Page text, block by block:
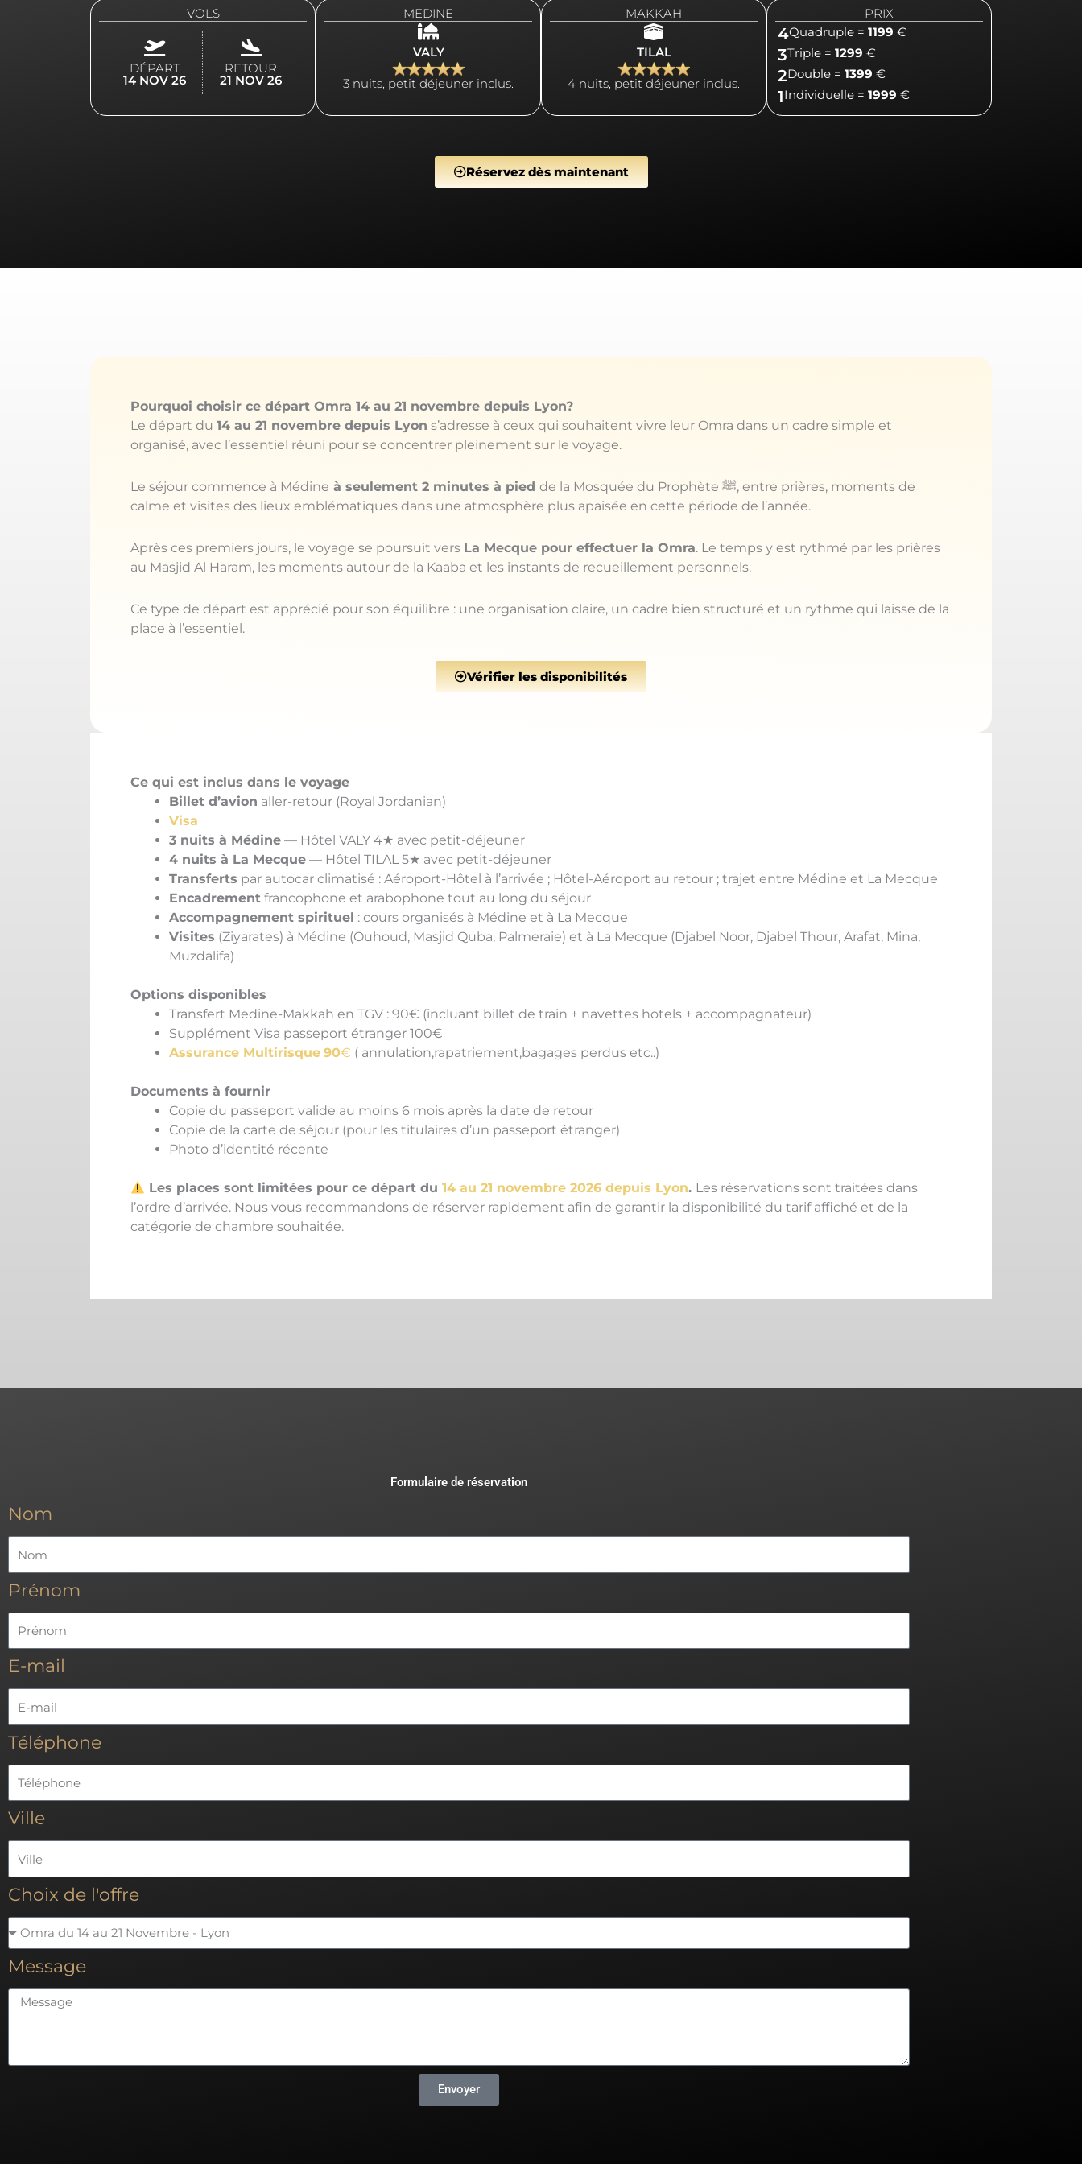
VOLS
DÉPART
14 NOV 26
RETOUR
21 NOV 26
MEDINE
VALY
3 nuits, petit déjeuner inclus.
MAKKAH
TILAL
4 nuits, petit déjeuner inclus.
PRIX
4Quadruple = 1199 €
3Triple = 1299 €
2Double = 1399 €
1Individuelle = 1999 €
Réservez dès maintenant
Pourquoi choisir ce départ Omra 14 au 21 novembre depuis Lyon?
Le départ du 14 au 21 novembre depuis Lyon s’adresse à ceux qui souhaitent vivre leur Omra dans un cadre simple et
organisé, avec l’essentiel réuni pour se concentrer pleinement sur le voyage.
Le séjour commence à Médine à seulement 2 minutes à pied de la Mosquée du Prophète ﷺ, entre prières, moments de
calme et visites des lieux emblématiques dans une atmosphère plus apaisée en cette période de l’année.
Après ces premiers jours, le voyage se poursuit vers La Mecque pour effectuer la Omra. Le temps y est rythmé par les prières
au Masjid Al Haram, les moments autour de la Kaaba et les instants de recueillement personnels.
Ce type de départ est apprécié pour son équilibre : une organisation claire, un cadre bien structuré et un rythme qui laisse de la
place à l’essentiel.
Vérifier les disponibilités
Ce qui est inclus dans le voyage
Billet d’avion aller-retour (Royal Jordanian)
Visa
3 nuits à Médine — Hôtel VALY 4★ avec petit-déjeuner
4 nuits à La Mecque — Hôtel TILAL 5★ avec petit-déjeuner
Transferts par autocar climatisé : Aéroport-Hôtel à l’arrivée ; Hôtel-Aéroport au retour ; trajet entre Médine et La Mecque
Encadrement francophone et arabophone tout au long du séjour
Accompagnement spirituel : cours organisés à Médine et à La Mecque
Visites (Ziyarates) à Médine (Ouhoud, Masjid Quba, Palmeraie) et à La Mecque (Djabel Noor, Djabel Thour, Arafat, Mina,
Muzdalifa)
Options disponibles
Transfert Medine-Makkah en TGV : 90€ (incluant billet de train + navettes hotels + accompagnateur)
Supplément Visa passeport étranger 100€
Assurance Multirisque 90€ ( annulation,rapatriement,bagages perdus etc..)
Documents à fournir
Copie du passeport valide au moins 6 mois après la date de retour
Copie de la carte de séjour (pour les titulaires d’un passeport étranger)
Photo d’identité récente
Les places sont limitées pour ce départ du 14 au 21 novembre 2026 depuis Lyon. Les réservations sont traitées dans
l’ordre d’arrivée. Nous vous recommandons de réserver rapidement afin de garantir la disponibilité du tarif affiché et de la
catégorie de chambre souhaitée.
Formulaire de réservation
Nom
Prénom
E-mail
Téléphone
Ville
Choix de l'offre
Message
Envoyer